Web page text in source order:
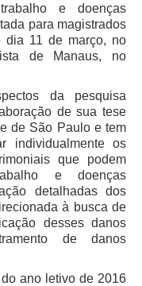
de Magistrados e
Institucional Feminina
do Assédio
Socioambiental
e Aquisições
e doenças
para magistrados
dia 11 de março, no
de Manaus, no
da pesquisa
de sua tese
de São Paulo e tem
individualmente os
que podem
e doenças
detalhadas dos
à busca de
desses danos
de danos
ano letivo de 2016